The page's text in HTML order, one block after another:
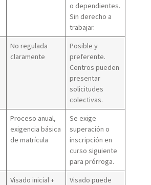
o dependientes.
Sin derecho a
trabajar.
No regulada
claramente
Posible y
preferente.
Centros pueden
presentar
solicitudes
colectivas.
Proceso anual,
exigencia básica
de matrícula
Se exige
superación o
inscripción en
curso siguiente
para prórroga.
Visado inicial +
Visado puede